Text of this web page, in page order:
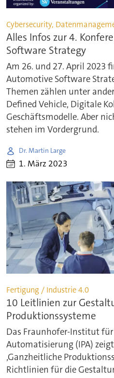
Cybersecurity,
Alles Infos zur 4.
Software Strategy
Am 26. und 27. April 2023
Automotive Software
Themen zählen unter
Defined Vehicle, Digitale
Geschäftsmodelle. Aber
stehen im Vordergrund.
Dr. Martin Large
1. März 2023
Fertigung / Industrie 4.0
10 Leitlinien zur
Produktionssysteme
Das Fraunhofer-Institut
Automatisierung (IPA)
‚Ganzheitliche
Richtlinien für die